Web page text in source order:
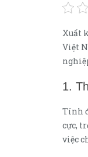
Xuất
Việt
1.
Tính
cực,
việc